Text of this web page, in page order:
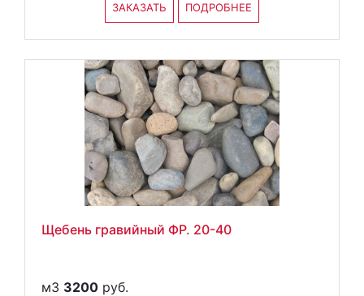
ЗАКАЗАТЬ ПОДРОБНЕЕ
Щебень гравийный ФР. 20-40
м3 3200 руб.